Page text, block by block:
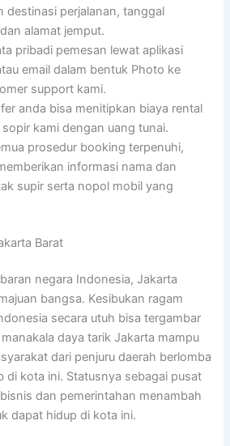
destinasi perjalanan, tanggal
alamat jemput.
pribadi pemesan lewat aplikasi
email dalam bentuk Photo ke
support kami.
anda bisa menitipkan biaya rental
kami dengan uang tunai.
prosedur booking terpenuhi,
informasi nama dan
supir serta nopol mobil yang
Barat
negara Indonesia, Jakarta
bangsa. Kesibukan ragam
secara utuh bisa tergambar
daya tarik Jakarta mampu
dari penjuru daerah berlomba
di kota ini. Statusnya sebagai pusat
dan pemerintahan menambah
dapat hidup di kota ini.